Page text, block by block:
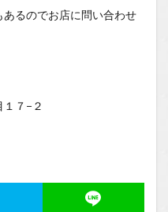
あるのでお店に問い合わせ
７−２